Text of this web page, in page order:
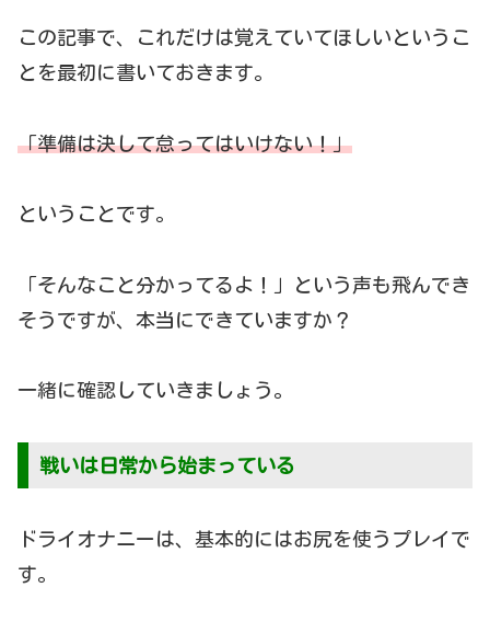
この記事で、これだけは覚えていてほしいというこ
とを最初に書いておきます。
「準備は決して怠ってはいけない！」
ということです。
「そんなこと分かってるよ！」という声も飛んでき
そうですが、本当にできていますか？
一緒に確認していきましょう。
戦いは日常から始まっている
ドライオナニーは、基本的にはお尻を使うプレイで
す。